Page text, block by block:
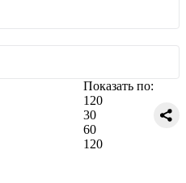
Показать по:
120
30
60
120